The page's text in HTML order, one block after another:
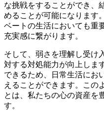
な挑戦をすることができ、
めることが可能になります
ベートの生活においても重
充実感に繋がります。
そして、弱さを理解し受け
対する対処能力が向上しま
できるため、日常生活にお
えることができます。この
とは、私たちの心の資産を
す。